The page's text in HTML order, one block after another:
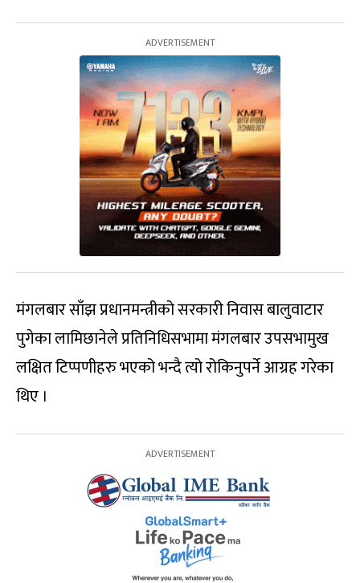
मंगलबार साँझ प्रधानमन्त्रीको सरकारी निवास बालुवाटार
पुगेका लामिछानेले प्रतिनिधिसभामा मंगलबार उपसभामुख
लक्षित टिप्पणीहरु भएको भन्दै त्यो रोकिनुपर्ने आग्रह गरेका
थिए ।